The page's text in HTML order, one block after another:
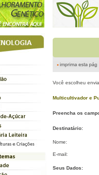
Você escolheu
MulticuItivador e
Preencha os
Destinatário:
Nome:
E-mail:
Seus Dados: